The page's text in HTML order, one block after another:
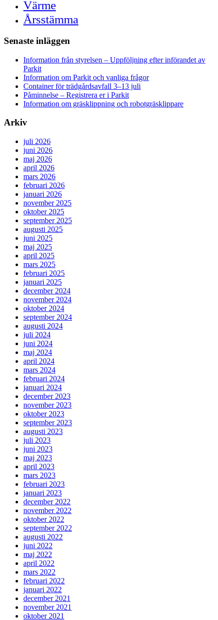
Värme
Årsstämma
Senaste inläggen
Information från styrelsen – Uppföljning efter införandet av
Parkit
Information om Parkit och vanliga frågor
Container för trädgårdsavfall 3–13 juli
Påminnelse – Registrera er i Parkit
Information om gräsklippning och robotgräsklippare
Arkiv
juli 2026
juni 2026
maj 2026
april 2026
mars 2026
februari 2026
januari 2026
november 2025
oktober 2025
september 2025
augusti 2025
juni 2025
maj 2025
april 2025
mars 2025
februari 2025
januari 2025
december 2024
november 2024
oktober 2024
september 2024
augusti 2024
juli 2024
juni 2024
maj 2024
april 2024
mars 2024
februari 2024
januari 2024
december 2023
november 2023
oktober 2023
september 2023
augusti 2023
juli 2023
juni 2023
maj 2023
april 2023
mars 2023
februari 2023
januari 2023
december 2022
november 2022
oktober 2022
september 2022
augusti 2022
juni 2022
maj 2022
april 2022
mars 2022
februari 2022
januari 2022
december 2021
november 2021
oktober 2021